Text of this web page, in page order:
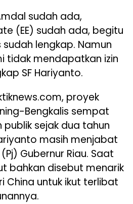
sudah ada,
(EE) sudah ada, begitu
sudah lengkap. Namun
tidak mendapatkan izin
SF Hariyanto.
proyek
Bengkalis sempat
sejak dua tahun
masih menjabat
Gubernur Riau. Saat
bahkan disebut menarik
China untuk ikut terlibat